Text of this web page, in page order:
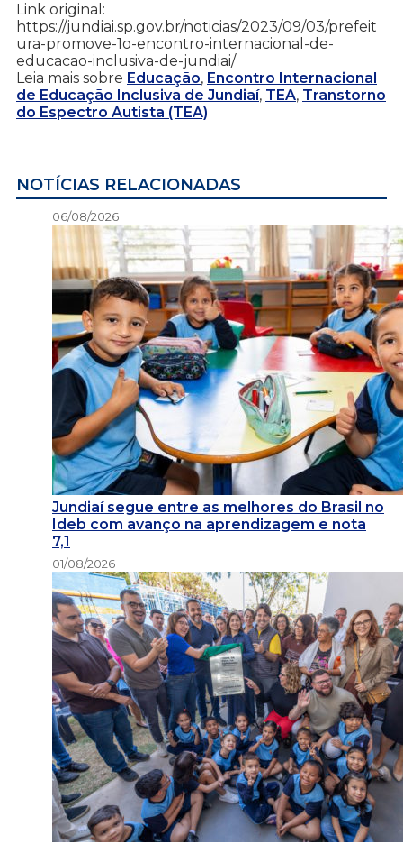
Link original:
https://jundiai.sp.gov.br/noticias/2023/09/03/prefeit
ura-promove-1o-encontro-internacional-de-
educacao-inclusiva-de-jundiai/
Leia mais sobre Educação, Encontro Internacional
de Educação Inclusiva de Jundiaí, TEA, Transtorno
do Espectro Autista (TEA)
NOTÍCIAS RELACIONADAS
06/08/2026
Jundiaí segue entre as melhores do Brasil no
Ideb com avanço na aprendizagem e nota
7,1
01/08/2026